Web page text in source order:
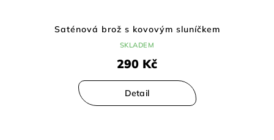
Saténová brož s kovovým sluníčkem
290 Kč
Detail
SKLADEM